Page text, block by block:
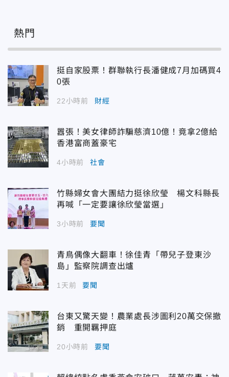
熱門
挺自家股票！群聯執行長潘健成7月加碼買4
0張
22小時前 財經
囂張！美女律師詐騙慈濟10億！竟拿2億給
香港富商蓋豪宅
4小時前 社會
竹縣婦女會大團結力挺徐欣瑩 楊文科縣長
再喊「一定要讓徐欣瑩當選」
3小時前 要聞
青鳥偶像大翻車！徐佳青「帶兒子登東沙
島」監察院調查出爐
1天前 要聞
台東又驚天變！農業處長涉圖利20萬交保撤
銷 重開羈押庭
20小時前 要聞